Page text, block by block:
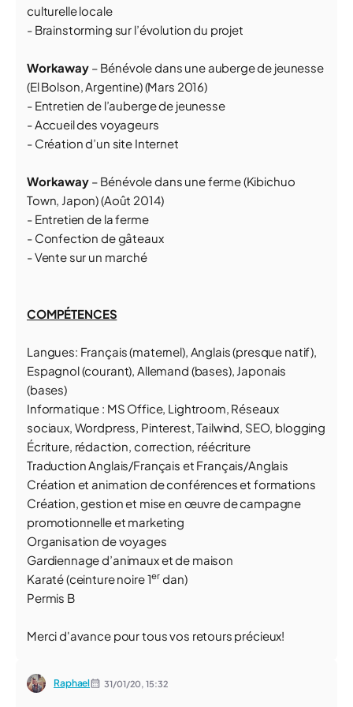
culturelle locale
- Brainstorming sur l’évolution du projet
Workaway – Bénévole dans une auberge de jeunesse
(El Bolson, Argentine) (Mars 2016)
- Entretien de l’auberge de jeunesse
- Accueil des voyageurs
- Création d’un site Internet
Workaway – Bénévole dans une ferme (Kibichuo
Town, Japon) (Août 2014)
- Entretien de la ferme
- Confection de gâteaux
- Vente sur un marché
COMPÉTENCES
Langues: Français (maternel), Anglais (presque natif),
Espagnol (courant), Allemand (bases), Japonais
(bases)
Informatique : MS Office, Lightroom, Réseaux
sociaux, Wordpress, Pinterest, Tailwind, SEO, blogging
Écriture, rédaction, correction, réécriture
Traduction Anglais/Français et Français/Anglais
Création et animation de conférences et formations
Création, gestion et mise en œuvre de campagne
promotionnelle et marketing
Organisation de voyages
Gardiennage d’animaux et de maison
Karaté (ceinture noire 1er dan)
Permis B
Merci d'avance pour tous vos retours précieux!
Raphael 31/01/20,15:32